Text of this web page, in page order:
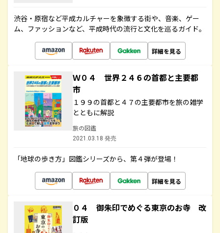
渋谷・原宿など平成カルチャーを象徴する街や、音楽、ゲー
ム、ファッションなど、平成時代の流行と文化を巡るガイド。
詳細を見る
Ｗ０４ 世界２４６の首都と主要都
市
１９９の首都と４７の主要都市を旅の雑学
とともに解説
旅の図鑑
2021.03.18 発売
「地球の歩き方」図鑑シリーズから、第４弾が登場！
詳細を見る
０４ 御朱印でめぐる東京のお寺 改
訂版